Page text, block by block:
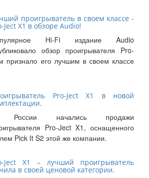
проигрыватель в своем классе -
Ject X1 в обзоре Audio!
Hi-Fi издание Audio
обзор проигрывателя Pro-
признало его лучшим в своем классе
Pro-Ject X1 в новой
начались продажи
Pro-Ject X1, оснащенного
Pick It S2 этой же компании.
Ject X1 – лучший проигрыватель
в своей ценовой категории.